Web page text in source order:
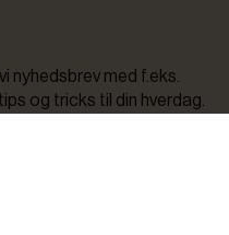
nyhedsbrev med f.eks.
og tricks til din hverdag.